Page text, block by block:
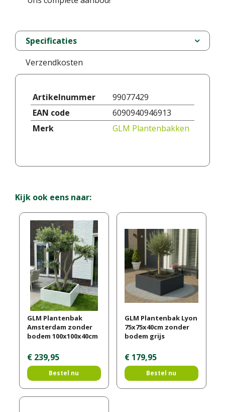
Specificaties
Verzendkosten
Artikelnummer
99077429
EAN code
6090940946913
Merk
GLM Plantenbakken
Kijk ook eens naar:
GLM Plantenbak
Amsterdam zonder
bodem 100x100x40cm
€ 239,95
Bestel nu
GLM Plantenbak Lyon
75x75x40cm zonder
bodem grijs
€ 179,95
Bestel nu